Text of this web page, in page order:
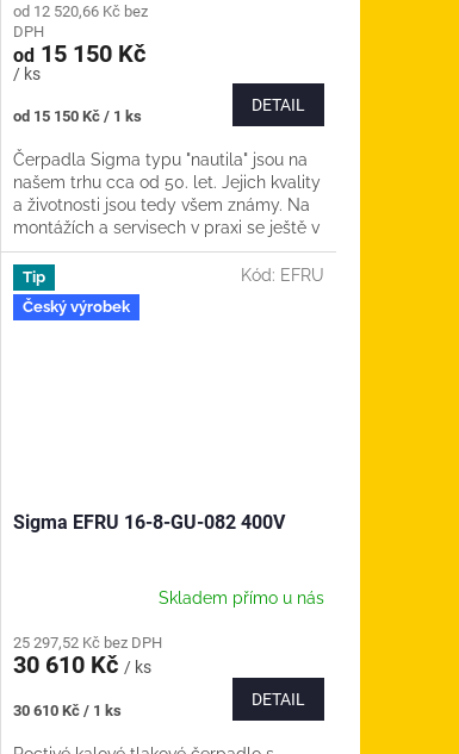
od 12 520,66 Kč bez
DPH
od15 150 Kč
/ ks
Měrná
od 15 150 Kč / 1 ks
DETAIL
Čerpadla Sigma typu "nautila" jsou na
našem trhu cca od 50. let. Jejich kvality
a životnosti jsou tedy všem známy. Na
montážích a servisech v praxi se ještě v
těchto dobách...
Tip
Český výrobek
Sigma EFRU 16-8-GU-082 400V
Skladem přímo u nás
25 297,52 Kč bez DPH
30 610 Kč / ks
Měrná
30 610 Kč / 1 ks
DETAIL
Kód: EFRU